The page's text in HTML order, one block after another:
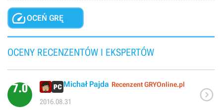
OCEŃ GRĘ
OCENY RECENZENTÓW I EKSPERTÓW
7.0 Michał Pajda Recenzent GRYOnline.pl
2016.08.31 